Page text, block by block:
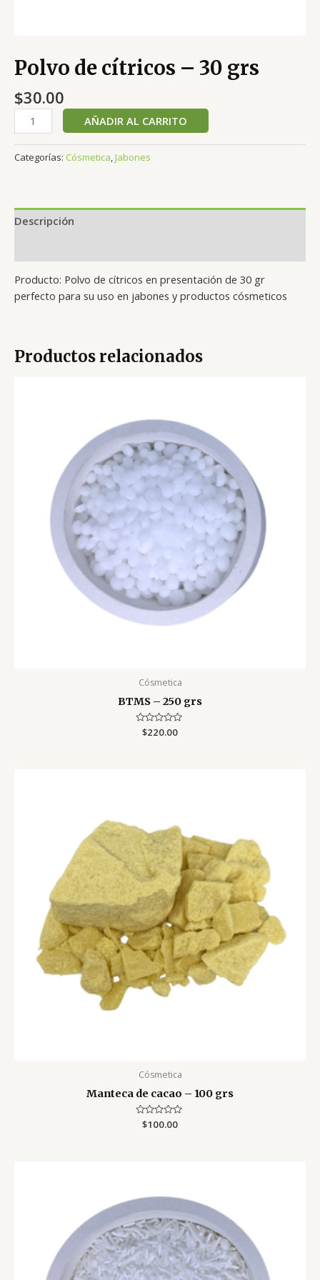
Polvo de cítricos – 30 grs
$30.00
AÑADIR AL CARRITO
Categorías: Cósmetica,Jabones
Descripción
Producto: Polvo de cítricos en presentación de 30 gr
perfecto para su uso en jabones y productos cósmeticos
Productos relacionados
Cósmetica
BTMS – 250 grs
Valorado
con
$220.00
Cósmetica
Manteca de cacao – 100 grs
Valorado
con
$100.00